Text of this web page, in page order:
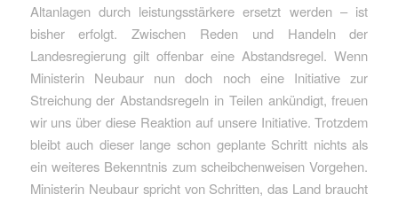
Altanlagen durch leistungsstärkere ersetzt werden – ist
bisher erfolgt. Zwischen Reden und Handeln der
Landesregierung gilt offenbar eine Abstandsregel. Wenn
Ministerin Neubaur nun doch noch eine Initiative zur
Streichung der Abstandsregeln in Teilen ankündigt, freuen
wir uns über diese Reaktion auf unsere Initiative. Trotzdem
bleibt auch dieser lange schon geplante Schritt nichts als
ein weiteres Bekenntnis zum scheibchenweisen Vorgehen.
Ministerin Neubaur spricht von Schritten, das Land braucht